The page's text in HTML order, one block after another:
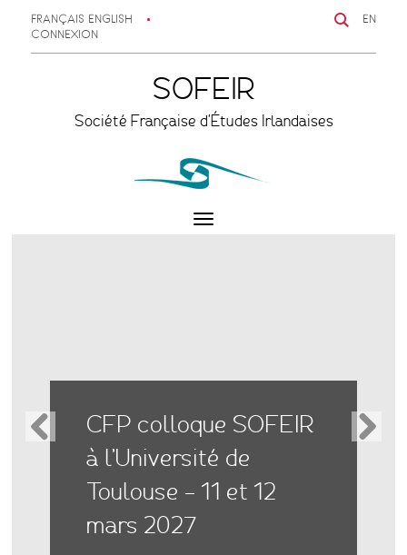
FRANÇAIS ENGLISH
CONNEXION
EN
SOFEIR
Société Française d'Études Irlandaises
Toggle
CFP colloque SOFEIR
à l’Université de
Toulouse – 11 et 12
mars 2027